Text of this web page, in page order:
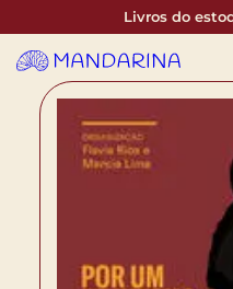
Livros do